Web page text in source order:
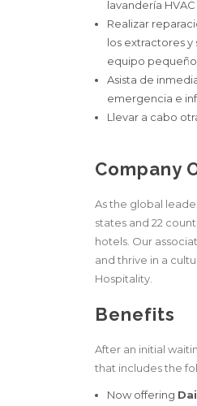
lavandería
Realizar
los extractores
equipo pequeño
Asista de
emergencia e
Llevar a cabo
Company
As the global
states and 22
hotels. Our
and thrive in a
Hospitality.
Benefits
After an initial
that includes the
Now offering